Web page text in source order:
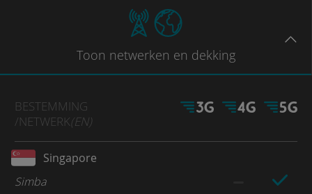
Toon netwerken en dekking
BESTEMMING
/NETWERK(EN)
Singapore
Simba